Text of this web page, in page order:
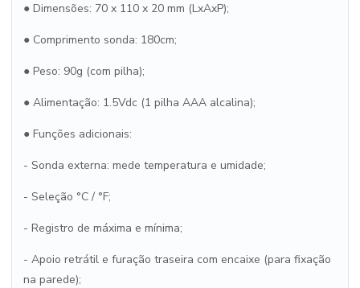
● Dimensões: 70 x 110 x 20 mm (LxAxP);
● Comprimento sonda: 180cm;
● Peso: 90g (com pilha);
● Alimentação: 1.5Vdc (1 pilha AAA alcalina);
● Funções adicionais:
- Sonda externa: mede temperatura e umidade;
- Seleção °C / °F;
- Registro de máxima e mínima;
- Apoio retrátil e furação traseira com encaixe (para fixação
na parede);